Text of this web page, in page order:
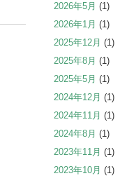
2026年5月 (1)
2026年1月 (1)
2025年12月 (1)
2025年8月 (1)
2025年5月 (1)
2024年12月 (1)
2024年11月 (1)
2024年8月 (1)
2023年11月 (1)
2023年10月 (1)